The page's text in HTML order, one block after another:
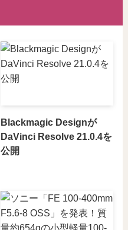
Blackmagic Designが
DaVinci Resolve 21.0.4を
公開